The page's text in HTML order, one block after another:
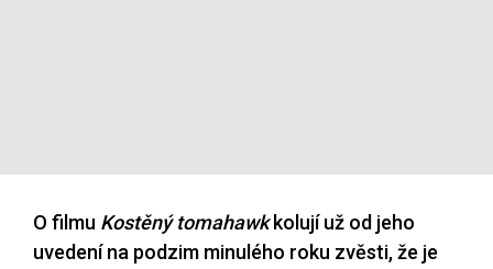
O filmu Kostěný tomahawkkolují už od jeho
uvedení na podzim minulého roku zvěsti, že je